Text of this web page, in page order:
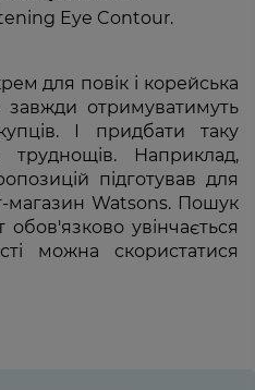
Eye Contour.
для повік і корейська
завжди отримуватимуть
І придбати таку
Наприклад,
підготував для
магазин Watsons. Пошук
обов'язково увінчається
можна скористатися